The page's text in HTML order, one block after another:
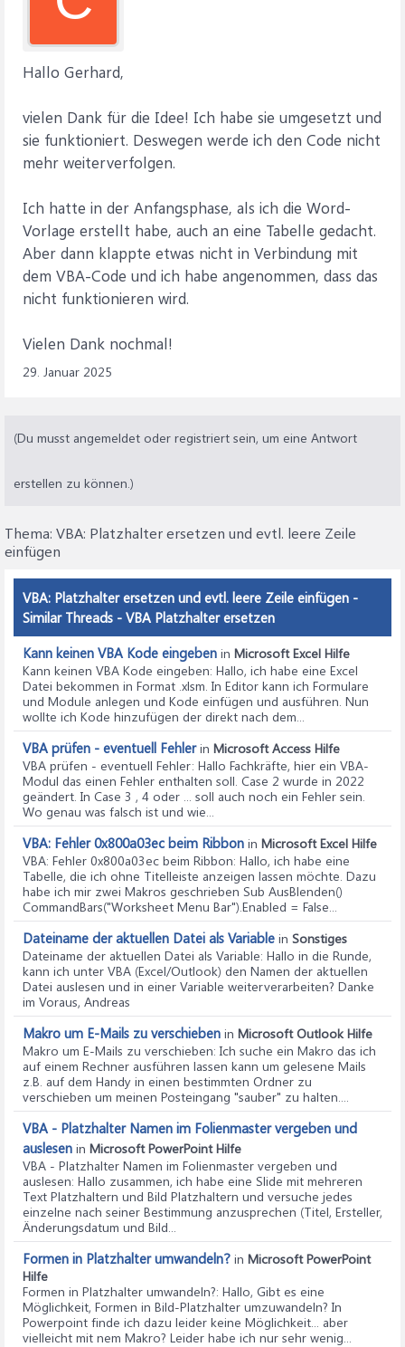
Hallo Gerhard,
vielen Dank für die Idee! Ich habe sie umgesetzt und
sie funktioniert. Deswegen werde ich den Code nicht
mehr weiterverfolgen.
Ich hatte in der Anfangsphase, als ich die Word-
Vorlage erstellt habe, auch an eine Tabelle gedacht.
Aber dann klappte etwas nicht in Verbindung mit
dem VBA-Code und ich habe angenommen, dass das
nicht funktionieren wird.
Vielen Dank nochmal!
29. Januar 2025
(Du musst angemeldet oder registriert sein, um eine Antwort
erstellen zu können.)
Thema: VBA: Platzhalter ersetzen und evtl. leere Zeile
einfügen
VBA: Platzhalter ersetzen und evtl. leere Zeile einfügen -
Similar Threads - VBA Platzhalter ersetzen
Kann keinen VBA Kode eingeben in Microsoft Excel Hilfe
Kann keinen VBA Kode eingeben: Hallo, ich habe eine Excel
Datei bekommen in Format .xlsm. In Editor kann ich Formulare
und Module anlegen und Kode einfügen und ausführen. Nun
wollte ich Kode hinzufügen der direkt nach dem...
VBA prüfen - eventuell Fehlerin Microsoft Access Hilfe
VBA prüfen - eventuell Fehler: Hallo Fachkräfte, hier ein VBA-
Modul das einen Fehler enthalten soll. Case 2 wurde in 2022
geändert. In Case 3 , 4 oder ... soll auch noch ein Fehler sein.
Wo genau was falsch ist und wie...
VBA: Fehler 0x800a03ec beim Ribbon in Microsoft Excel Hilfe
VBA: Fehler 0x800a03ec beim Ribbon: Hallo, ich habe eine
Tabelle, die ich ohne Titelleiste anzeigen lassen möchte. Dazu
habe ich mir zwei Makros geschrieben Sub AusBlenden()
CommandBars("Worksheet Menu Bar").Enabled = False...
Dateiname der aktuellen Datei als Variable in Sonstiges
Dateiname der aktuellen Datei als Variable: Hallo in die Runde,
kann ich unter VBA (Excel/Outlook) den Namen der aktuellen
Datei auslesen und in einer Variable weiterverarbeiten? Danke
im Voraus, Andreas
Makro um E-Mails zu verschieben in Microsoft Outlook Hilfe
Makro um E-Mails zu verschieben: Ich suche ein Makro das ich
auf einem Rechner ausführen lassen kann um gelesene Mails
z.B. auf dem Handy in einen bestimmten Ordner zu
verschieben um meinen Posteingang "sauber" zu halten....
VBA - Platzhalter Namen im Folienmaster vergeben und
auslesen in Microsoft PowerPoint Hilfe
VBA - Platzhalter Namen im Folienmaster vergeben und
auslesen: Hallo zusammen, ich habe eine Slide mit mehreren
Text Platzhaltern und Bild Platzhaltern und versuche jedes
einzelne nach seiner Bestimmung anzusprechen (Titel, Ersteller,
Änderungsdatum und Bild...
Formen in Platzhalter umwandeln? in Microsoft PowerPoint
Hilfe
Formen in Platzhalter umwandeln?: Hallo, Gibt es eine
Möglichkeit, Formen in Bild-Platzhalter umzuwandeln? In
Powerpoint finde ich dazu leider keine Möglichkeit... aber
vielleicht mit nem Makro? Leider habe ich nur sehr wenig...